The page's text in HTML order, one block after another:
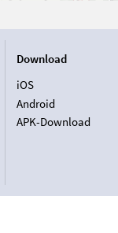
Download
iOS
Android
APK-Download